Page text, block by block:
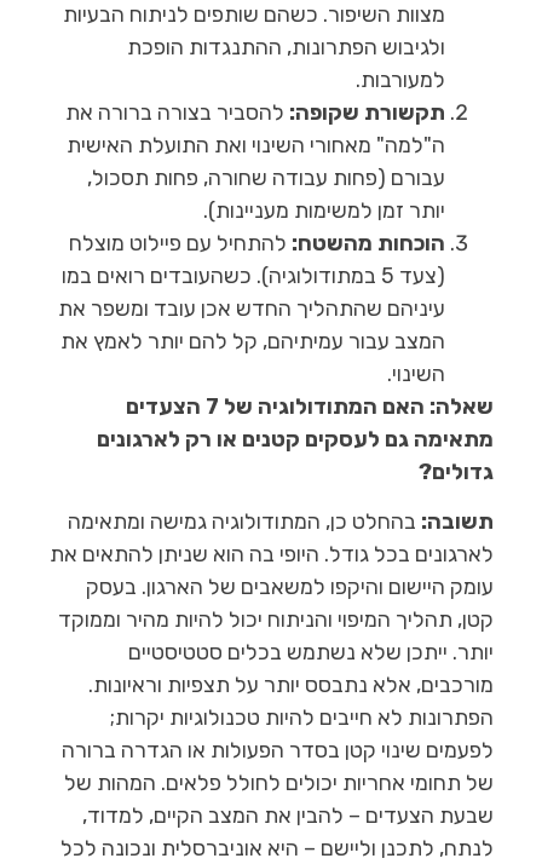
מצוות השיפור. כשהם שותפים לניתוח הבעיות
ולגיבוש הפתרונות, ההתנגדות הופכת
למעורבות.
תקשורת שקופה: להסביר בצורה ברורה את
ה"למה" מאחורי השינוי ואת התועלת האישית
עבורם (פחות עבודה שחורה, פחות תסכול,
יותר זמן למשימות מעניינות).
הוכחות מהשטח: להתחיל עם פיילוט מוצלח
(צעד 5 במתודולוגיה). כשהעובדים רואים במו
עיניהם שהתהליך החדש אכן עובד ומשפר את
המצב עבור עמיתיהם, קל להם יותר לאמץ את
השינוי.
שאלה: האם המתודולוגיה של 7 הצעדים
מתאימה גם לעסקים קטנים או רק לארגונים
גדולים?
תשובה: בהחלט כן, המתודולוגיה גמישה ומתאימה
לארגונים בכל גודל. היופי בה הוא שניתן להתאים את
עומק היישום והיקפו למשאבים של הארגון. בעסק
קטן, תהליך המיפוי והניתוח יכול להיות מהיר וממוקד
יותר. ייתכן שלא נשתמש בכלים סטטיסטיים
מורכבים, אלא נתבסס יותר על תצפיות וראיונות.
הפתרונות לא חייבים להיות טכנולוגיות יקרות;
לפעמים שינוי קטן בסדר הפעולות או הגדרה ברורה
של תחומי אחריות יכולים לחולל פלאים. המהות של
שבעת הצעדים – להבין את המצב הקיים, למדוד,
לנתח, לתכנן וליישם – היא אוניברסלית ונכונה לכל